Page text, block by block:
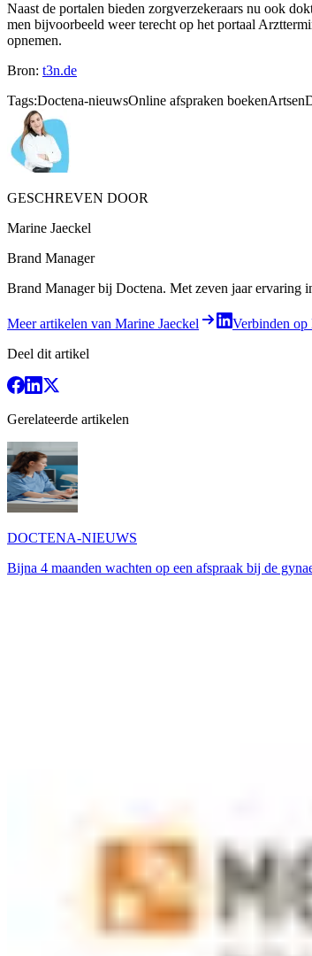
Naast de portalen bieden zorgverzekeraars nu ook
men bijvoorbeeld weer terecht op het portaal
opnemen.
Bron: t3n.de
Tags:Doctena-nieuwsOnline afspraken boekenArtsen
GESCHREVEN DOOR
Marine Jaeckel
Brand Manager
Brand Manager bij Doctena. Met zeven jaar ervaring
Meer artikelen van Marine Jaeckel
Verbinden
Deel dit artikel
Gerelateerde artikelen
DOCTENA-NIEUWS
Bijna 4 maanden wachten op een afspraak bij de